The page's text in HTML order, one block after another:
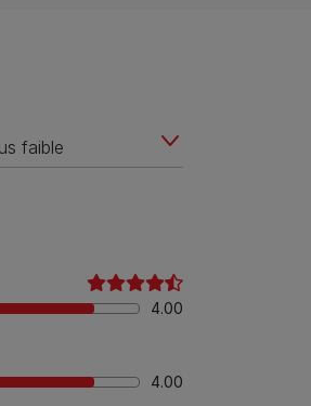
4.00
4.00